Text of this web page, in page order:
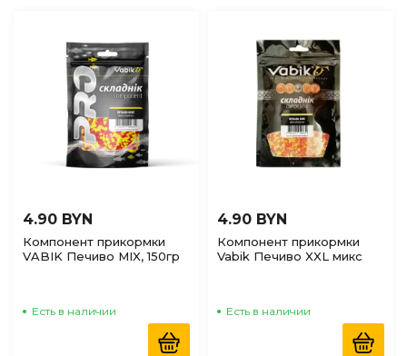
4.90 BYN
Компонент прикормки
VABIK Печиво MIX, 150гр
Есть в наличии
4.90 BYN
Компонент прикормки
Vabik Печиво XXL микс
Есть в наличии